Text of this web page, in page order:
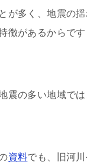
が多く、地震の
徴があるからで
震の多い地域で
資料でも、旧河